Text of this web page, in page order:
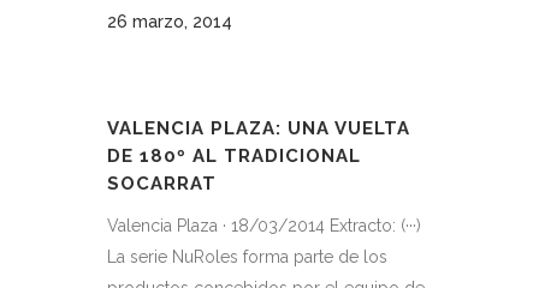
26 marzo, 2014
VALENCIA PLAZA: UNA VUELTA
DE 180º AL TRADICIONAL
SOCARRAT
Valencia Plaza · 18/03/2014 Extracto: (···)
La serie NuRoles forma parte de los